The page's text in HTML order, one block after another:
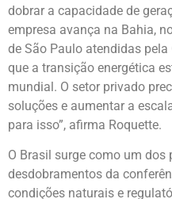
dobrar a capacidade de
empresa avança na Bahia,
de São Paulo atendidas pela
que a transição energética
mundial. O setor privado
soluções e aumentar a
para isso”, afirma Roquette.
O Brasil surge como um
desdobramentos da
condições naturais e